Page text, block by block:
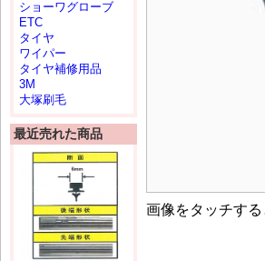
画像をタッチす
ショーワグローブ
ETC
タイヤ
ワイパー
タイヤ補修用品
3M
大塚刷毛
最近売れた商品